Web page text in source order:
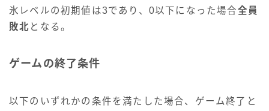
氷レベルの初期値は3であり、0以下になった場合全員
敗北 となる。
ゲームの終了条件
以下のいずれかの条件を満たした場合、ゲーム終了と